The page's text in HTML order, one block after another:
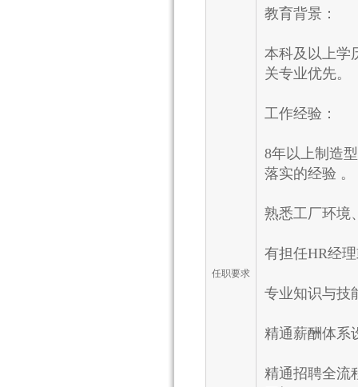
任职要求
教育背景：
本科及以上学
关专业优先。
工作经验：
8年以上制造
落实的经验 。
熟悉工厂环境
有担任HR经
专业知识与技
精通薪酬体系
精通招聘全流